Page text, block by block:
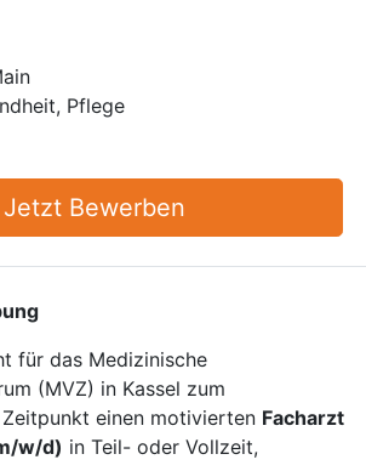
Pflege
Jetzt Bewerben
für das Medizinische
(MVZ) in Kassel zum
einen motivierten Facharzt
w/d) in Teil- oder Vollzeit,